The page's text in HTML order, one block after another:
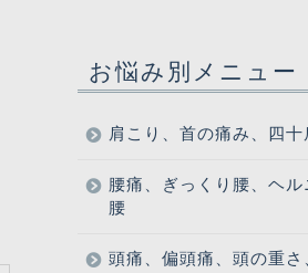
お悩み別メニュー
肩こり、首の痛み、四十
腰痛、ぎっくり腰、ヘル
腰
頭痛、偏頭痛、頭の重さ